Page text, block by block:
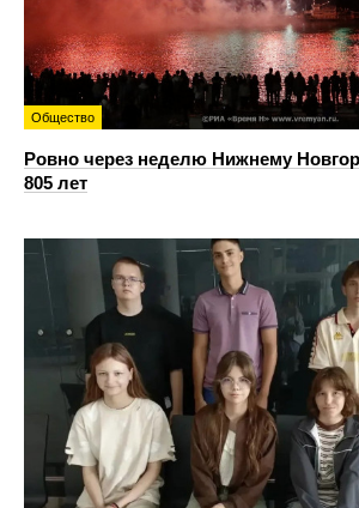
Общество
Ровно через неделю Нижнему
805 лет